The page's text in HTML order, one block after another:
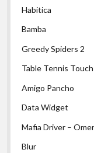
Habitica
Bamba
Greedy Spiders 2
Table Tennis Touch
Amigo Pancho
Data Widget
Mafia Driver –
Blur